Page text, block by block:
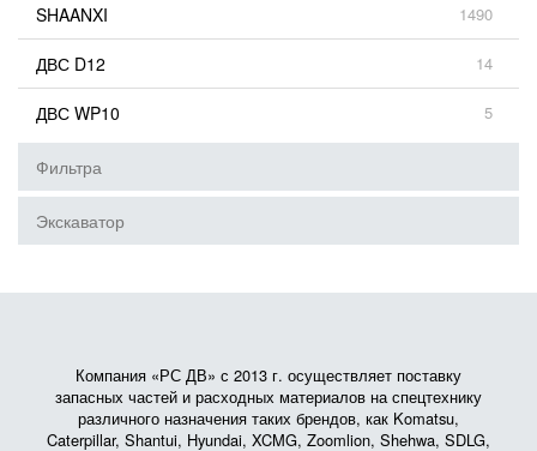
SHAANXI 1490
ДВС D12 14
ДВС WP10 5
Фильтра
Экскаватор
Компания «РС ДВ» с 2013 г. осуществляет поставку
запасных частей и расходных материалов на спецтехнику
различного назначения таких брендов, как Komatsu,
Caterpillar, Shantui, Hyundai, XCMG, Zoomlion, Shehwa, SDLG,